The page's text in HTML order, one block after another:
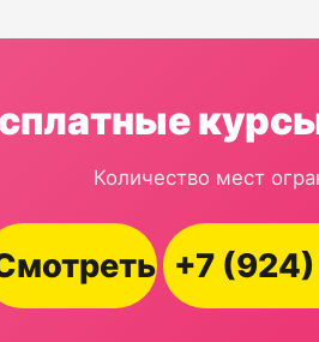
Количество мест
+7